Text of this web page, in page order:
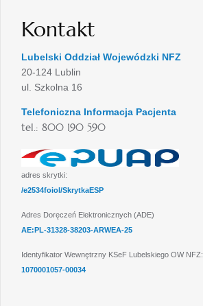
Kontakt
Lubelski Oddział Wojewódzki NFZ
20-124 Lublin
ul. Szkolna 16
Telefoniczna Informacja Pacjenta
tel.: 800 190 590
adres skrytki:
/e2534foiol/SkrytkaESP
Adres Doręczeń Elektronicznych (ADE)
AE:PL-31328-38203-ARWEA-25
Identyfikator Wewnętrzny KSeF Lubelskiego OW NFZ:
1070001057-00034